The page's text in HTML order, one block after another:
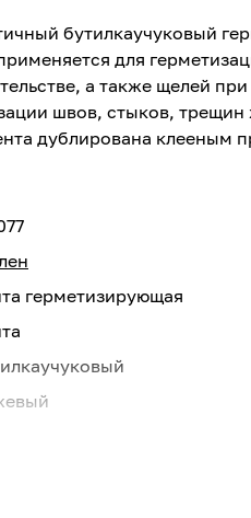
бутилкаучуковый
для
а также щелей при
швов, стыков,
дублирована клееным
герметизирующая